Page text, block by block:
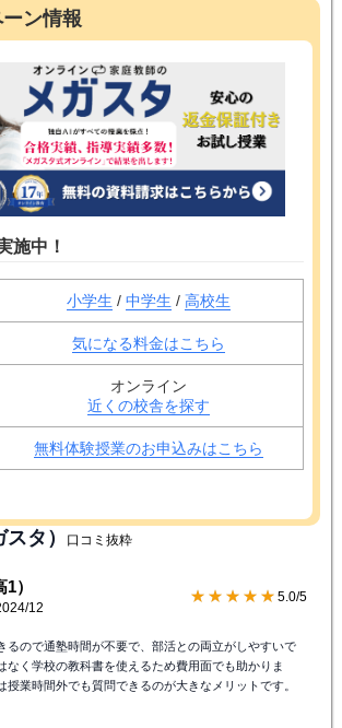
ン情報
施中！
小学生 / 中学生 / 高校生
気になる料金はこちら
オンライン
近くの校舎を探す
無料体験授業のお申込みはこちら
タ） 口コミ抜粋
）
12
★★★★★ 5.0/5
るので通塾時間が不要で、部活との両立がしやすいで
なく学校の教科書を使えるため費用面でも助かりま
授業時間外でも質問できるのが大きなメリットです。